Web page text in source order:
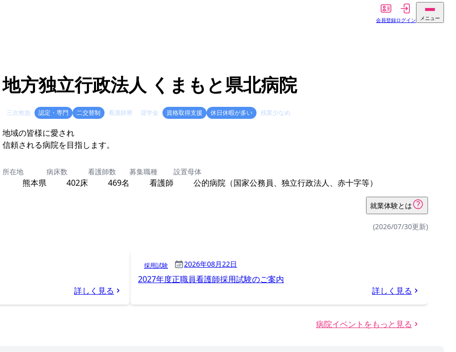
会員登録ログイン メニュー
地方独立行政法人 くまもと県北病院
三次救急 認定・専門 二交替制 看護師寮 奨学金 資格取得支援 休日休暇が多い 残業少なめ
地域の皆様に愛され
信頼される病院を目指します。
所在地
熊本県
病床数
402床
看護師数
469名
募集職種
看護師
設置母体
公的病院（国家公務員、独立行政法人、赤十字等）
就業体験とは
(2026/07/30更新)
詳しく見る
採用試験 2026年08月22日
2027年度正職員看護師採用試験のご案内
詳しく見る
病院イベントをもっと見る